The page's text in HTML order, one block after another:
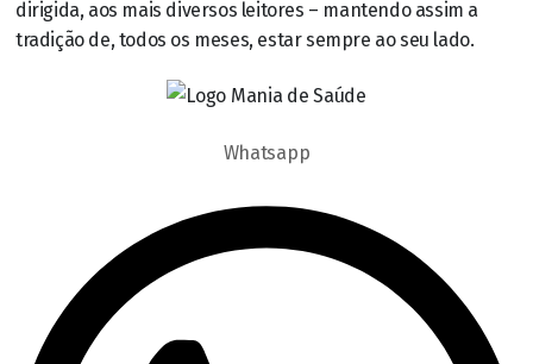
dirigida, aos mais diversos leitores – mantendo assim a
tradição de, todos os meses, estar sempre ao seu lado.
Whatsapp